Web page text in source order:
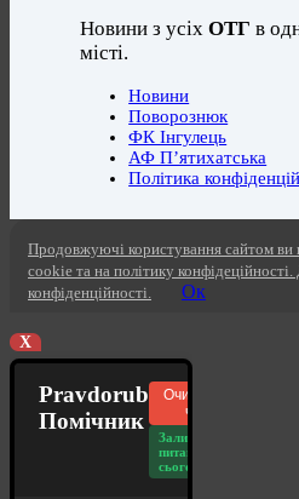
Новини з усіхОТГ в
місті.
Новини
Поворознюк
ФК Інгулець
АФ П’ятихатська
Політика
Продовжуючі користування сайтом ви
cookie та на політику конфідеційності.
конфіденційності.
Ок
X
Pravdorub
Помічник
Очистити
чат
Залишилось
питань
сьогодні: 20